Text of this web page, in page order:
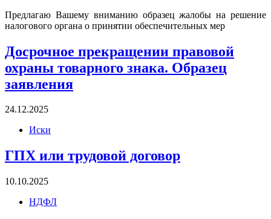
Предлагаю Вашему вниманию образец жалобы на решение
налогового органа о принятии обеспечительных мер
Досрочное прекращении правовой
охраны товарного знака. Образец
заявления
24.12.2025
Иски
ГПХ или трудовой договор
10.10.2025
НДФЛ